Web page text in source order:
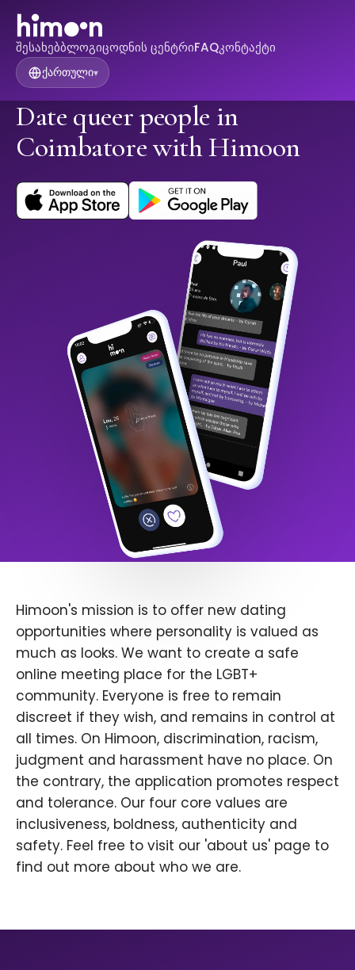
შესახებბლოგიცოდნის ცენტრიFAQკონტაქტი
ქართული▾
Date queer people in
Coimbatore with Himoon
Himoon's mission is to offer new dating
opportunities where personality is valued as
much as looks. We want to create a safe
online meeting place for the LGBT+
community. Everyone is free to remain
discreet if they wish, and remains in control at
all times. On Himoon, discrimination, racism,
judgment and harassment have no place. On
the contrary, the application promotes respect
and tolerance. Our four core values are
inclusiveness, boldness, authenticity and
safety. Feel free to visit our 'about us' page to
find out more about who we are.